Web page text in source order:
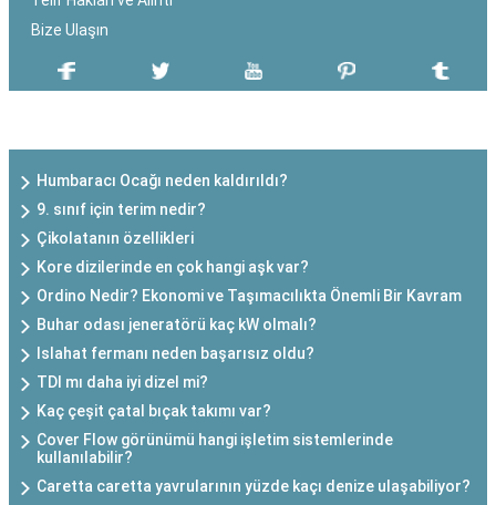
Bize Ulaşın
Humbaracı Ocağı neden kaldırıldı?
9. sınıf için terim nedir?
Çikolatanın özellikleri
Kore dizilerinde en çok hangi aşk var?
Ordino Nedir? Ekonomi ve Taşımacılıkta Önemli Bir Kavram
Buhar odası jeneratörü kaç kW olmalı?
Islahat fermanı neden başarısız oldu?
TDI mı daha iyi dizel mi?
Kaç çeşit çatal bıçak takımı var?
Cover Flow görünümü hangi işletim sistemlerinde
kullanılabilir?
Caretta caretta yavrularının yüzde kaçı denize ulaşabiliyor?